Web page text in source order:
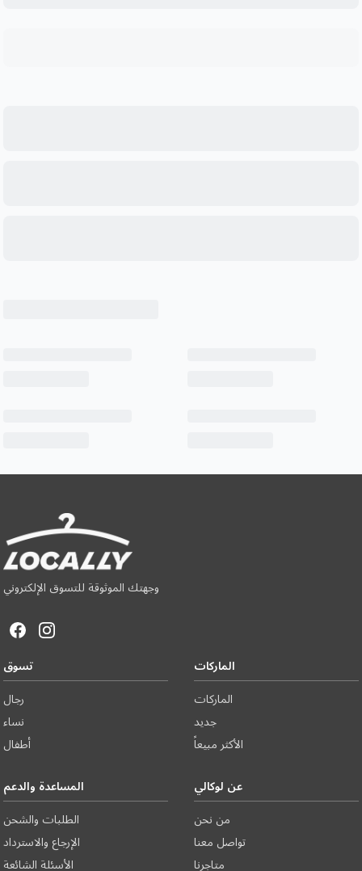
وجهتك الموثوقة للتسوق الإلكتروني
تسوق
رجال
نساء
أطفال
الماركات
الماركات
جديد
الأكثر مبيعاً
المساعدة والدعم
الطلبات والشحن
الإرجاع والاسترداد
الأسئلة الشائعة
عن لوكالي
من نحن
تواصل معنا
متاجرنا